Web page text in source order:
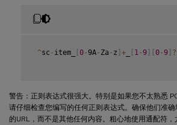
^sc - item_ [0- 9A- Za- z ] + [ 1 - 9] [0- 9] ?
警告：正则表达式很强大。特别是如果您不太熟悉
请仔细检查您编写的任何正则表达式。确保他们准
的URL，而不是其他任何内容。粗心地使用通配符